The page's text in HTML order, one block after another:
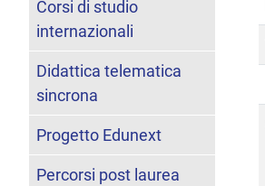
Corsi di studio
internazionali
Didattica telematica
sincrona
Progetto Edunext
Percorsi post laurea